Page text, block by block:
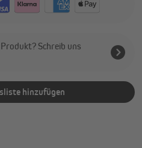
Schreib uns
hinzufügen